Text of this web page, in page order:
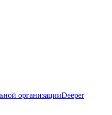
организацииDeeper